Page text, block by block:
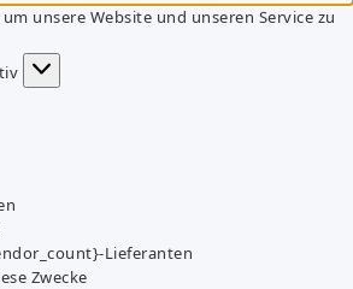
unsere Website und unseren Service zu
Lieferanten
Zwecke